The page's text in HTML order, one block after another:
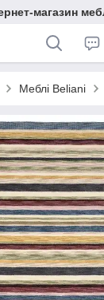
магазин
Меблі Beliani